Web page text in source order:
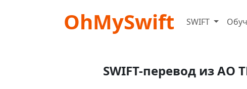
OhMySwift SWIFT
SWIFT-перевод из АО